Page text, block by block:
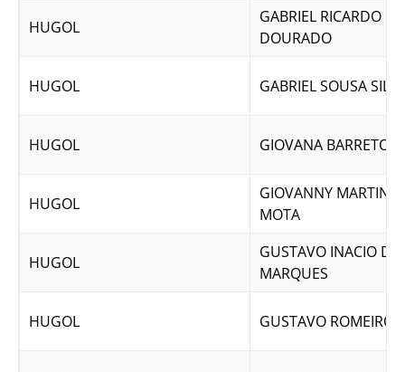
HUGOL
GABRIEL RICARDO
DOURADO
HUGOL GABRIEL SOUSA
HUGOL GIOVANA BARRETO
HUGOL
GIOVANNY MARTINS
MOTA
HUGOL
GUSTAVO INACIO DE
MARQUES
HUGOL GUSTAVO ROMEIRO